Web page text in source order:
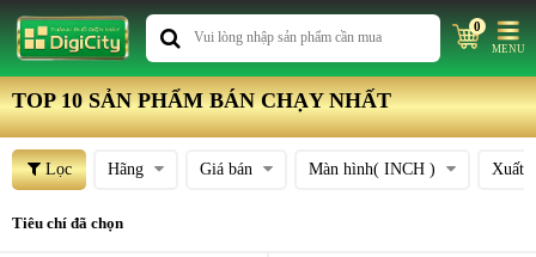
0
MENU
TOP 10 SẢN PHẨM BÁN CHẠY NHẤT
Lọc Hãng Giá bán Màn hình( INCH ) Xuất
Tiêu chí đã chọn